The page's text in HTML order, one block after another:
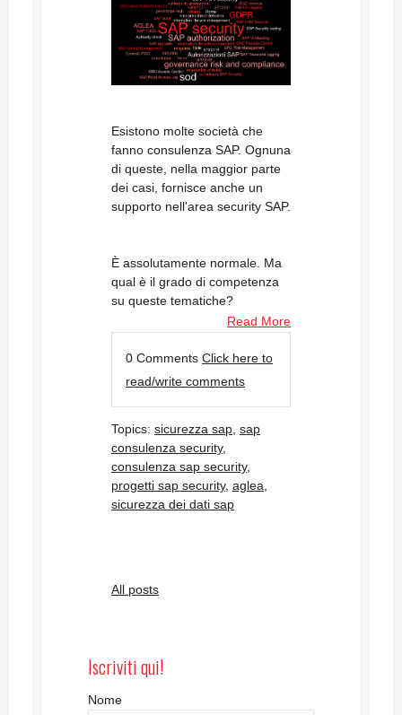
Esistono molte società che
fanno consulenza SAP. Ognuna
di queste, nella maggior parte
dei casi, fornisce anche un
supporto nell'area security SAP.
È assolutamente normale. Ma
qual è il grado di competenza
su queste tematiche?
Read More
0 Comments Click here to
read/write comments
Topics: sicurezza sap sap
consulenza security,
consulenza sap security,
progetti sap security, aglea
sicurezza dei dati sap
All posts
Iscriviti qui!
Nome